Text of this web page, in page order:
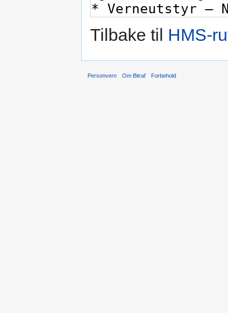
Tilbake til HMS-
Personvern Om Bitraf Forbehold